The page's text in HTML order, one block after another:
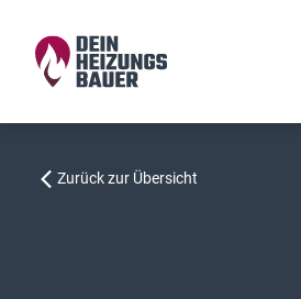
Zurück zur Übersicht